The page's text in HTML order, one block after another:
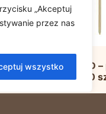
„Akceptuj
przez nas
wszystko
FINGERFOOD
18cm op. 100